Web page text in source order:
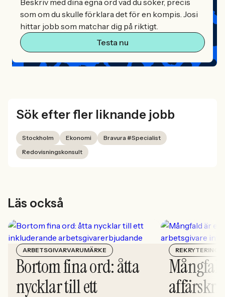
som om du skulle förklara det för en kompis. Josi
hittar jobb som matchar dig på riktigt.
Testa nu
Sök efter fler liknande jobb
Stockholm Ekonomi
Bravura #Specialist
Redovisningskonsult
Läs också
ARBETSGIVARVARUMÄRKE
Bortom fina ord: åtta
nycklar till ett
REKRYTERING